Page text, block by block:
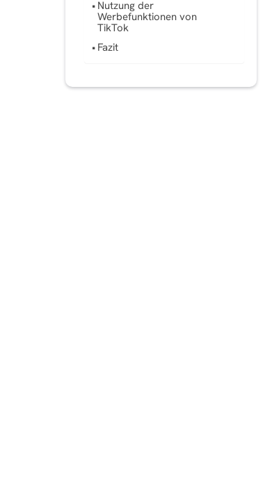
Nutzung der
Werbefunktionen von
TikTok
Fazit